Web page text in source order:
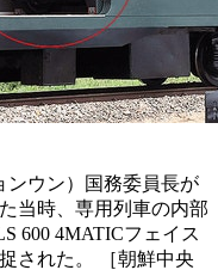
ンウン）国務委員長が
当時、専用列車の内部
600 4MATICフェイス
された。 ［朝鮮中央